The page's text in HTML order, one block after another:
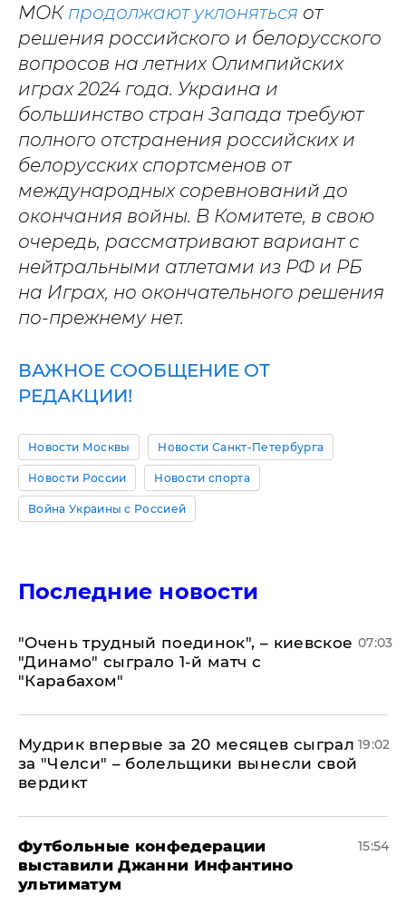
МОК продолжают уклоняться от
решения российского и белорусского
вопросов на летних Олимпийских
играх 2024 года. Украина и
большинство стран Запада требуют
полного отстранения российских и
белорусских спортсменов от
международных соревнований до
окончания войны. В Комитете, в свою
очередь, рассматривают вариант с
нейтральными атлетами из РФ и РБ
на Играх, но окончательного решения
по-прежнему нет.
ВАЖНОЕ СООБЩЕНИЕ ОТ
РЕДАКЦИИ!
Новости Москвы Новости Санкт-Петербурга
Новости России Новости спорта
Война Украины с Россией
Последние новости
"Очень трудный поединок", – киевское
"Динамо" сыграло 1-й матч с
"Карабахом"
07:03
Мудрик впервые за 20 месяцев сыграл
за "Челси" – болельщики вынесли свой
вердикт
19:02
Футбольные конфедерации
выставили Джанни Инфантино
ультиматум
15:54